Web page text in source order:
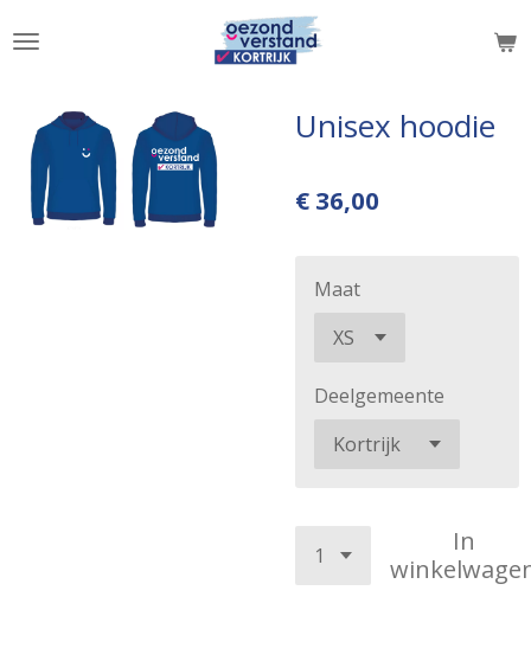
direct
hoofdinhoud
Unisex hoodie
€ 36,00
Maat
Deelgemeente
In